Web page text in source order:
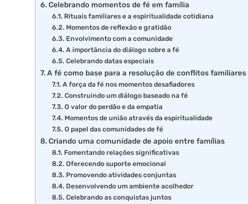
Celebrando momentos de fé em família
Rituais familiares e a espiritualidade cotidiana
Momentos de reflexão e gratidão
Envolvimento com a comunidade
A importância do diálogo sobre a fé
Celebrando datas especiais
A fé como base para a resolução de conflitos familiares
A força da fé nos momentos desafiadores
Construindo um diálogo baseado na fé
O valor do perdão e da empatia
Momentos de união através da espiritualidade
O papel das comunidades de fé
Criando uma comunidade de apoio entre famílias
Fomentando relações significativas
Oferecendo suporte emocional
Promovendo atividades conjuntas
Desenvolvendo um ambiente acolhedor
Celebrando as conquistas juntos